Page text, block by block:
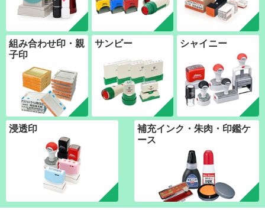
組み合わせ印・親
子印
サンビー シャイニー
浸透印
補充インク・朱肉・印鑑ケ
ース